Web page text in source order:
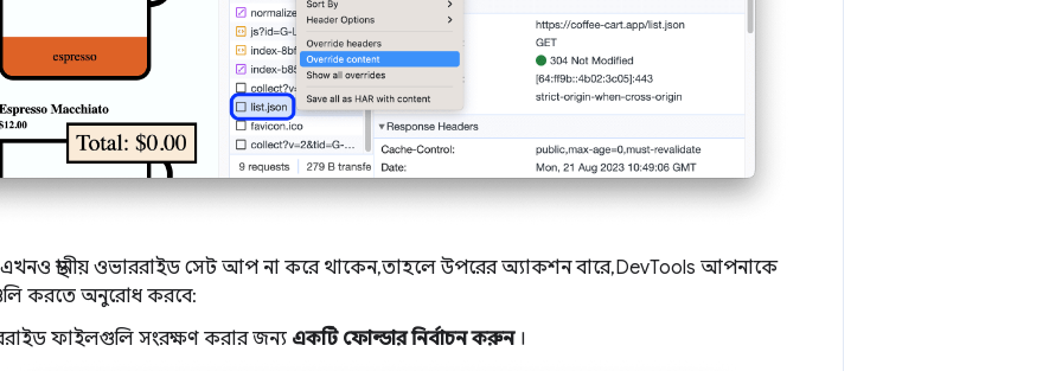
স্থানীয় ওভাররাইড সেট আপ না করে থাকেন, তাহলে উপরের অ্যাকশন বারে, DevTools আপনাকে
করতে অনুরোধ করবে:
ফাইলগুলি সংরক্ষণ করার জন্য একটি ফোল্ডার নির্বাচন করুন।